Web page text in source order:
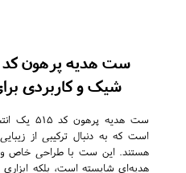
شیک و کاربردی
ست هدیه
است که به دنبال ترکیبی از
هستند. این ست با طراحی خاص و
هدیه‌ای شایسته است، بلکه ابزاری